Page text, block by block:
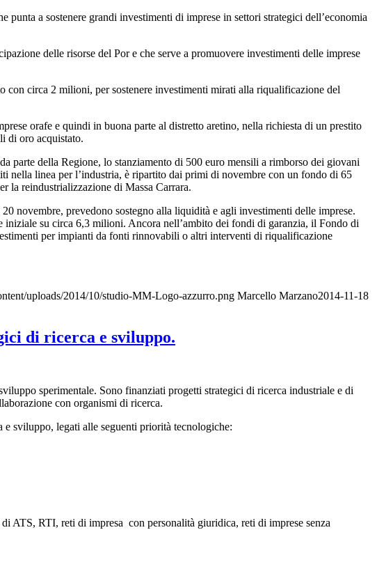
a sostenere grandi investimenti di imprese in settori strategici dell’economia
delle risorse del Por e che serve a promuovere investimenti delle imprese
con circa 2 milioni, per sostenere investimenti mirati alla riqualificazione del
orafe e quindi in buona parte al distretto aretino, nella richiesta di un prestito
di oro acquistato.
parte della Regione, lo stanziamento di 500 euro mensili a rimborso dei giovani
nella linea per l’industria, è ripartito dai primi di novembre con un fondo di 65
la reindustrializzazione di Massa Carrara.
novembre, prevedono sostegno alla liquidità e agli investimenti delle imprese.
su circa 6,3 milioni. Ancora nell’ambito dei fondi di garanzia, il Fondo di
per impianti da fonti rinnovabili o altri interventi di riqualificazione
uploads/2014/10/studio-MM-Logo-azzurro.png Marcello Marzano2014-11-18
di ricerca e sviluppo.
sperimentale. Sono finanziati progetti strategici di ricerca industriale e di
con organismi di ricerca.
sviluppo, legati alle seguenti priorità tecnologiche:
ATS, RTI, reti di impresa con personalità giuridica, reti di imprese senza